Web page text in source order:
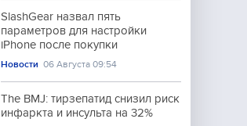
SlashGear назвал пять
параметров для настройки
iPhone после покупки
Новости 06 Августа 09:54
The BMJ: тирзепатид снизил риск
инфаркта и инсульта на 32%